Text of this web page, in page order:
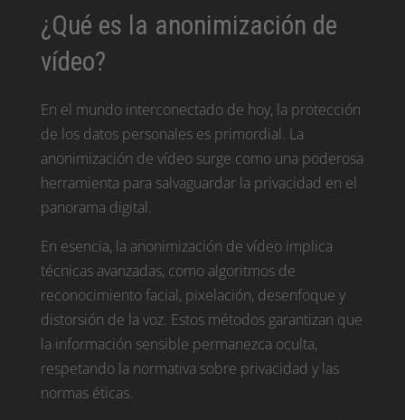
¿Qué es la anonimización de
vídeo?
En el mundo interconectado de hoy, la protección
de los datos personales es primordial. La
anonimización de vídeo surge como una poderosa
herramienta para salvaguardar la privacidad en el
panorama digital.
En esencia, la anonimización de vídeo implica
técnicas avanzadas, como algoritmos de
reconocimiento facial, pixelación, desenfoque y
distorsión de la voz. Estos métodos garantizan que
la información sensible permanezca oculta,
respetando la normativa sobre privacidad y las
normas éticas.